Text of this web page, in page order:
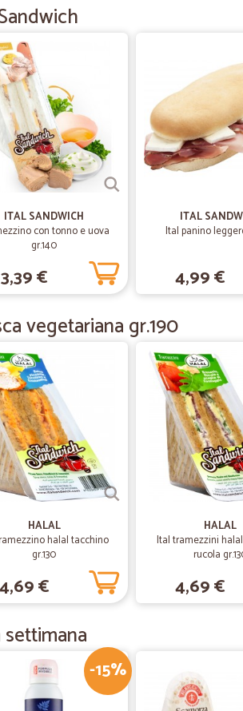
supermercato on-line
supermercato on-line molto fornito. Prodotti freschi.
perfetto. Consigliato!
—Annarita M.
organizzato molto bene,la frutta è buonissima e non
Nicla M.
PERFETTO
di qualità a prezzi onesti
di qualità a prezzi onesti. Spesso ci sono prodotti
al piano con piccolo supplemento. Consiglio a
—Rossana S.
e spese di trasporto economiche
e spese di trasporto economiche
Chiara M.
1 prodotto arrivato danneggiato…
1 prodotto arrivato danneggiato il resto ero perfetto
Laura P.
sempre top!!
ITAL SANDWICH
con tonno e uova
gr.140
3,39 €
ITAL
Ital panino
4,99 €
vegetariana gr.190
HALAL
halal tacchino
gr.130
4,69 €
HALAL
Ital tramezzini
rucola
4,69 €
-15%